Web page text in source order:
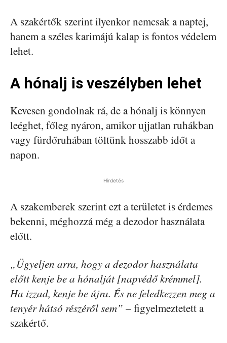
A szakértők szerint ilyenkor nemcsak a naptej,
hanem a széles karimájú kalap is fontos védelem
lehet.
A hónalj is veszélyben lehet
Kevesen gondolnak rá, de a hónalj is könnyen
leéghet, főleg nyáron, amikor ujjatlan ruhákban
vagy fürdőruhában töltünk hosszabb időt a
napon.
Hirdetés
A szakemberek szerint ezt a területet is érdemes
bekenni, méghozzá még a dezodor használata
előtt.
„Ügyeljen arra, hogy a dezodor használata
előtt kenje be a hónalját [napvédő krémmel].
Ha izzad, kenje be újra. És ne feledkezzen meg a
tenyér hátsó részéről sem” – figyelmeztetett a
szakértő.